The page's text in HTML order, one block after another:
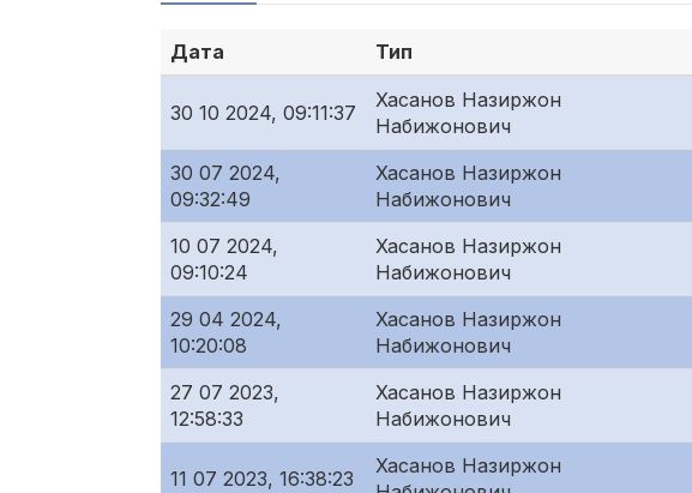
Дата Тип
30 10 2024, 09:11:37
Хасанов Назиржон
Набижонович
30 07 2024,
09:32:49
Хасанов Назиржон
Набижонович
10 07 2024,
09:10:24
Хасанов Назиржон
Набижонович
29 04 2024,
10:20:08
Хасанов Назиржон
Набижонович
27 07 2023,
12:58:33
Хасанов Назиржон
Набижонович
11 07 2023, 16:38:23
Хасанов Назиржон